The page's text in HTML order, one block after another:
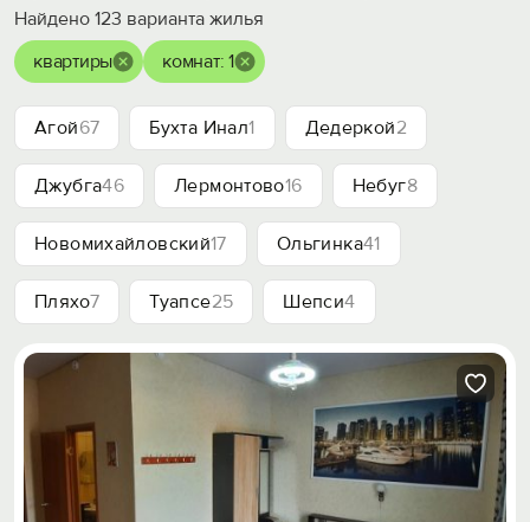
Найдено 123 варианта жилья
квартиры
комнат: 1
Агой67 Бухта Инал1 Дедеркой2
Джубга46 Лермонтово16 Небуг8
Новомихайловский17 Ольгинка41
Пляхо7 Туапсе25 Шепси4